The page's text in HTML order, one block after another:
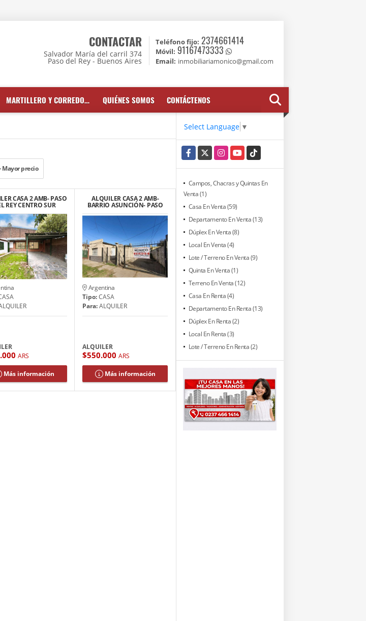
CONTACTAR
Salvador María del carril 374
Paso del Rey - Buenos Aires
Teléfono fijo: 2374661414
Móvil: 91167473333
Email: inmobiliariamonico@gmail.com
MARTILLERO Y CORREDOR INMOBILIARIO QUIÉNES SOMOS CONTÁCTENOS
Mayor precio
CASA 2 AMB- PASO
REY CENTRO SUR
ARS
Más información
ALQUILER CASA 2 AMB-
BARRIO ASUNCIÓN- PASO
DEL REY
Argentina
Tipo:CASA
Para:ALQUILER
ALQUILER
$550.000ARS
Más información
Select Language ▼
Facebook
X InstagramYouTubeTikTok
Campos, Chacras y Quintas En
Venta (1)
Casa En Venta (59)
Departamento En Venta (13)
Dúplex En Venta (8)
Local En Venta (4)
Lote / Terreno En Venta (9)
Quinta En Venta (1)
Terreno En Venta (12)
Casa En Renta (4)
Departamento En Renta (13)
Dúplex En Renta (2)
Local En Renta (3)
Lote / Terreno En Renta (2)